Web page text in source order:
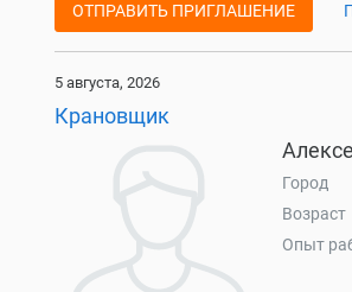
ОТПРАВИТЬ ПРИГЛАШЕНИЕ
5 августа, 2026
Крановщик
Город
Возраст
Опыт